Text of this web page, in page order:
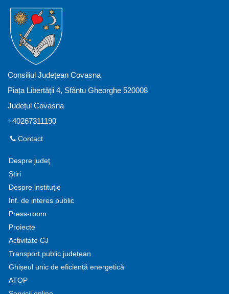
Consiliul Județean Covasna
Piața Libertății 4, Sfântu Gheorghe 520008
Județul Covasna
+40267311190
Contact
Despre judeţ
Știri
Despre instituție
Inf. de interes public
Press-room
Proiecte
Activitate CJ
Transport public județean
Ghișeul unic de eficiență energetică
ATOP